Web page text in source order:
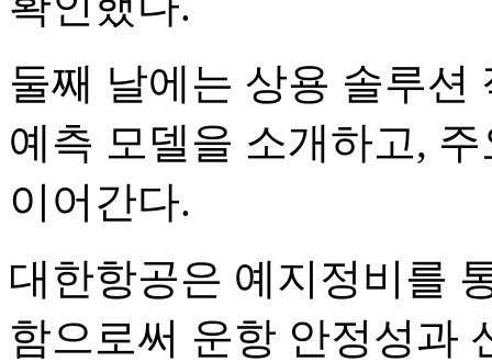
둘째 날에는 상용 솔루션
예측 모델을 소개하고,
이어간다.
대한항공은 예지정비를
함으로써 운항 안정성과